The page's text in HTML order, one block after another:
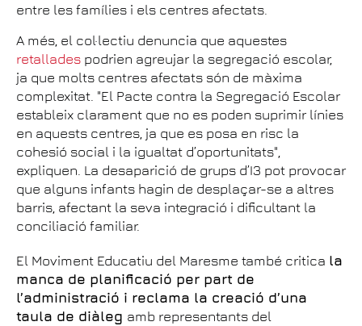
entre les famílies i els centres afectats.
A més, el col·lectiu denuncia que aquestes
retallades podrien agreujar la segregació escolar,
ja que molts centres afectats són de màxima
complexitat. "El Pacte contra la Segregació Escolar
estableix clarament que no es poden suprimir línies
en aquests centres, ja que es posa en risc la
cohesió social i la igualtat d’oportunitats",
expliquen. La desaparició de grups d’I3 pot provocar
que alguns infants hagin de desplaçar-se a altres
barris, afectant la seva integració i dificultant la
conciliació familiar.
El Moviment Educatiu del Maresme també critica la
manca de planificació per part de
l’administració i reclama la creació d’una
taula de diàleg amb representants del